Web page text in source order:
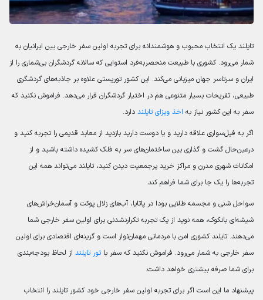
تایلند یک انتخاب محبوب و هوشمندانه برای تجربه اولین سفر خارجی بین ایرانیان به
شمار می‌رود. کشوری با طبیعت منحصربه‌فرد استوایی که سالانه گردشگران بی‌شماری را از
ایران و سرتاسر جهان میزبانی می‌کند. این کشور توریستی علاوه بر جاذبه‌های گردشگری
طبیعی، تفریحات بسیار متنوعی هم در اختیار گردشگران قرار می‌دهد. فراموش نکنید که
سفر به این کشور نیاز به اخذ ویزای تایلند دارد.
اگر به فیل‌سواری علاقه دارید و یا دوست دارید بازدید از معابد قدیمی را تجربه کنید و
درعین‌حال گشت و گذاری بین ساختمان‌های سر به فلک کشیده داشته باشید و از
امکانات شهری مدرن و مراکز خرید پرجمعیت دیدن کنید، تایلند می‌تواند همه این
تجربه‌ها را یک جا برای شما فراهم کند.
سواحل شنی و مجسمه طلایی بودا در پاتایا، آب‌های زلال پوکت و آسمان‌خراش‌های
شیشه‌ای بانکوک، همه نوید از یک تجربه تکرارنشدنی برای اولین سفر خارجی شما
می‌دهند. تایلند کشوری امن با مردمانی مهمان‌نواز است و گزینه‌ای اقتصادی برای اولین
سفر خارجی به شمار می‌رود. فراموش نکنید که سفر باتور تایلند از لحاظ بودجه‌بندی
برای شما صرفه بیشتری خواهد داشت.
پیشنهاد ما این است اگر برای تجربه اولین سفر خارجی خود کشور تایلند را انتخاب